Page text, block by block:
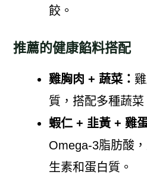
餃。
推薦的健康餡料搭配
雞胸肉 + 蔬菜：
質，搭配多種蔬菜
蝦仁 + 韭黃 + 雞
Omega-3脂肪酸
生素和蛋白質。